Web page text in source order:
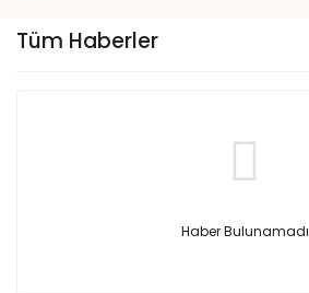
Tüm Haberler
Haber Bulunamadı